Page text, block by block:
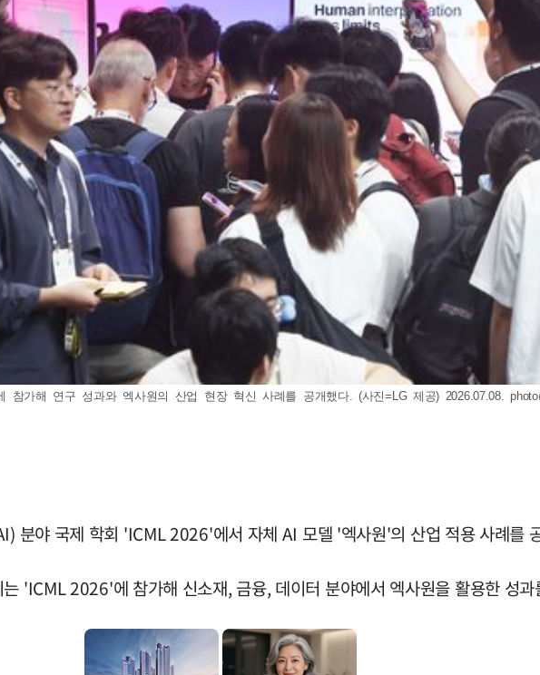
참가해 연구 성과와 엑사원의 산업 현장 혁신 사례를 공개했다. (사진=LG 제공) 2026.07.08.
분야 국제 학회 'ICML 2026'에서 자체 AI 모델 '엑사원'의 산업 적용 사례를
'ICML 2026'에 참가해 신소재, 금융, 데이터 분야에서 엑사원을 활용한 성